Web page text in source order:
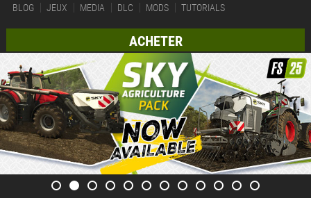
BLOG JEUX MEDIA DLC MODS TUTORIALS
ACHETER